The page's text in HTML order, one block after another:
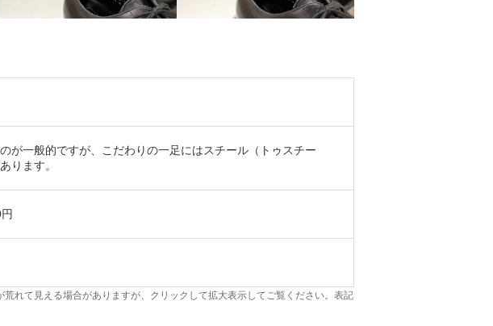
が一般的ですが、こだわりの一足にはスチール（トゥスチー
ります。
れて見える場合がありますが、クリックして拡大表示してご覧ください。表記